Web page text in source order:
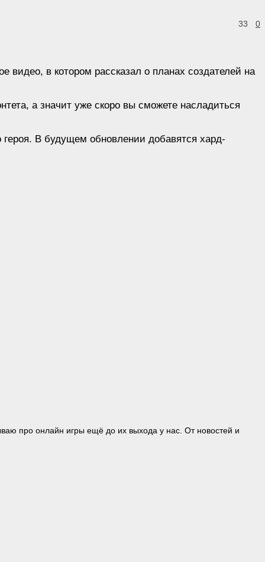
0
33
видео, в котором рассказал о планах создателей на
а значит уже скоро вы сможете насладиться
героя. В будущем обновлении добавятся хард-
про онлайн игры ещё до их выхода у нас. От новостей и